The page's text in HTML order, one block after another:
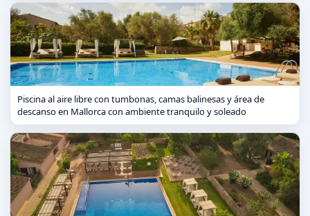
Piscina al aire libre con tumbonas, camas balinesas y área de
descanso en Mallorca con ambiente tranquilo y soleado